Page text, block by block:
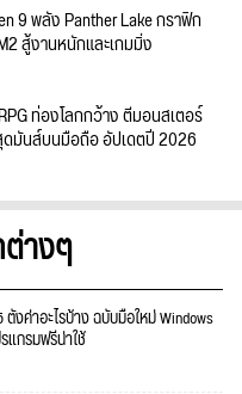
9 พลัง Panther Lake กราฟิก
สู้งานหนักและเกมมิ่ง
ท่องโลกกว้าง ตีมอนสเตอร์
มันส์บนมือถือ อัปเดตปี 2026
างๆ
งค่าอะไรบ้าง ฉบับมือใหม่ Windows
แกรมฟรีน่าใช้